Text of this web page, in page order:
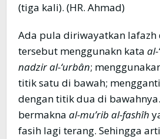
(tiga kali). (HR. Ahmad)
Ada pula diriwayatkan
tersebut menggunakn kata al-
nadzir al-‘urbân;
titik satu di bawah;
dengan titik dua di
bermakna al-mu’rib al-fashîh
fasih lagi terang. Sehingga